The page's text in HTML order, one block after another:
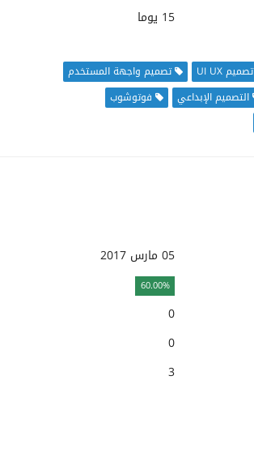
15 يوما
تصميم UI UX
تصميم واجهة المستخدم
التصميم الإبداعي
فوتوشوب
05 مارس 2017
60.00%
0
0
3